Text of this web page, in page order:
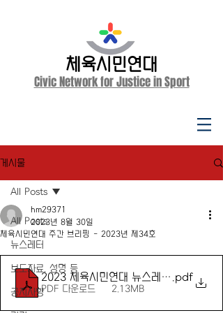
체육시민연대
Civic Network for Justice in Sport
게시물
All Posts
뉴스레터
보도자료, 성명 등
공지사항
All Posts
체육시민연대 주간 브리핑 - 2023년 제34호
hm29371
2023년 8월 30일
2023 체육시민연대 뉴스레터 제34호
.pdf
PDF 다운로드 • 2.13MB